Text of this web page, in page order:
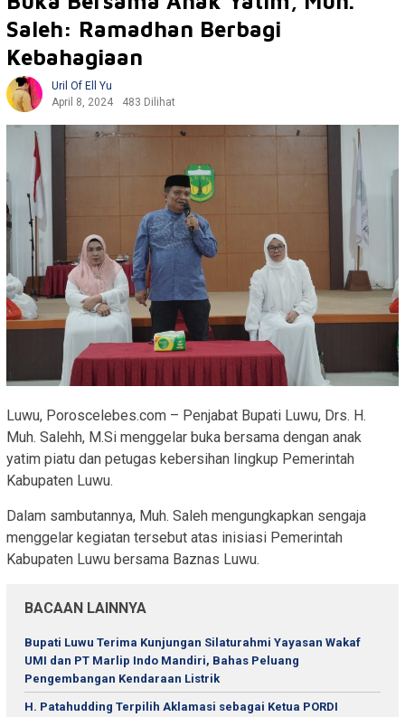
Saleh: Ramadhan Berbagi
Kebahagiaan
Uril Of Ell Yu
April 8, 2024
483 Dilihat
Luwu, Poroscelebes.com – Penjabat Bupati Luwu, Drs. H.
Muh. Salehh, M.Si menggelar buka bersama dengan anak
yatim piatu dan petugas kebersihan lingkup Pemerintah
Kabupaten Luwu.
Dalam sambutannya, Muh. Saleh mengungkapkan sengaja
menggelar kegiatan tersebut atas inisiasi Pemerintah
Kabupaten Luwu bersama Baznas Luwu.
BACAAN LAINNYA
Bupati Luwu Terima Kunjungan Silaturahmi Yayasan Wakaf
UMI dan PT Marlip Indo Mandiri, Bahas Peluang
Pengembangan Kendaraan Listrik
H. Patahudding Terpilih Aklamasi sebagai Ketua PORDI